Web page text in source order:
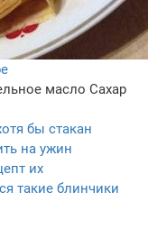
масло Сахар
бы стакан
на ужин
их
такие блинчики